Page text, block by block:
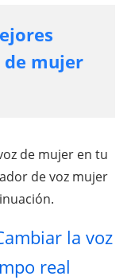
de mujer
de mujer en tu
de voz mujer
la voz
real